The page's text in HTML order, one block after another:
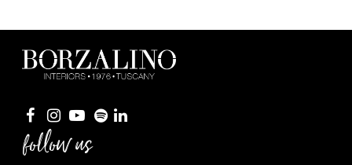
follow us